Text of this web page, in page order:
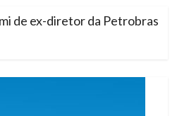
de ex-diretor da Petrobras